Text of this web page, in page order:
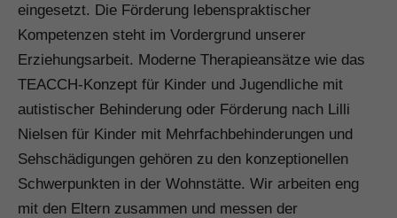
eingesetzt. Die Förderung lebenspraktischer
Kompetenzen steht im Vordergrund unserer
Erziehungsarbeit. Moderne Therapieansätze wie das
TEACCH-Konzept für Kinder und Jugendliche mit
autistischer Behinderung oder Förderung nach Lilli
Nielsen für Kinder mit Mehrfachbehinderungen und
Sehschädigungen gehören zu den konzeptionellen
Schwerpunkten in der Wohnstätte. Wir arbeiten eng
mit den Eltern zusammen und messen der